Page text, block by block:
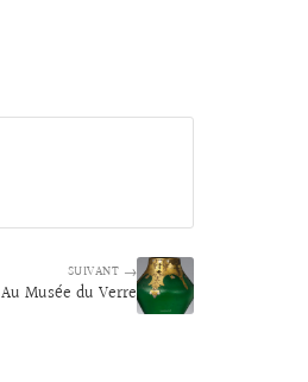
SUIVANT →
Au Musée du Verre